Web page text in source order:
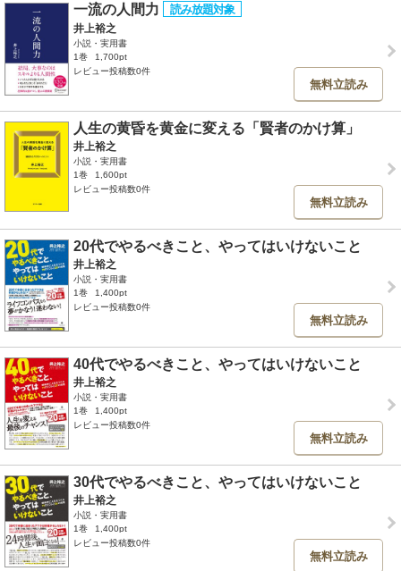
一流の人間力
井上裕之
小説・実用書
1巻
1,700pt
レビュー投稿数0件
無料立読み
人生の黄昏を黄金に変える「賢者のかけ算」
井上裕之
小説・実用書
1巻
1,600pt
レビュー投稿数0件
無料立読み
20代でやるべきこと、やってはいけないこと
井上裕之
小説・実用書
1巻
1,400pt
レビュー投稿数0件
無料立読み
40代でやるべきこと、やってはいけないこと
井上裕之
小説・実用書
1巻
1,400pt
レビュー投稿数0件
無料立読み
30代でやるべきこと、やってはいけないこと
井上裕之
小説・実用書
1巻
1,400pt
レビュー投稿数0件
無料立読み